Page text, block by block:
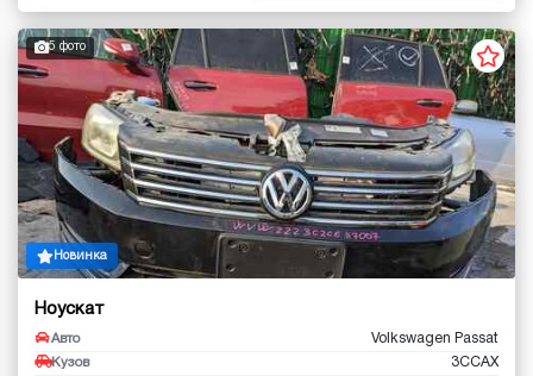
5 фото
Новинка
Ноускат
Авто Volkswagen Passat
Кузов 3CCAX